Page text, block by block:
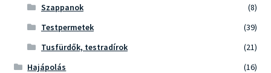
Szappanok
(8)
Testpermetek
(39)
Tusfürdők, testradírok
(21)
Hajápolás
(16)